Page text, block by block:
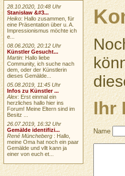
Ihr
Name
28.10.2020, 10:48 Uhr
Stanisław &#3...
Heiko: Hallo zusammen, für
eine Präsentation über u. A.
Impressionismus möchte ich
e...
08.06.2020, 20:12 Uhr
Künstler Gesucht...
Martin: Hallo liebe
Community, ich suche nach
dem, oder der Künstlerin
dieses Gemälde...
05.08.2019, 11:45 Uhr
Infos zu Künstler ...
Alex: Erst einmal ein
herzliches hallo hier ins
Forum! Meine Eltern sind im
Besitz ...
26.07.2019, 16:32 Uhr
Gemälde identifizi...
René Müncheberg : Hallo,
meine Oma hat noch ein paar
Gemälde und vllt kann ja
einer von euch et...